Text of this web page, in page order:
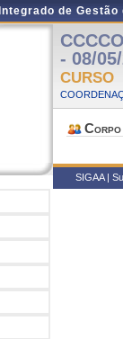
de
- 08/
CURSO
Corpo
SIGAA |